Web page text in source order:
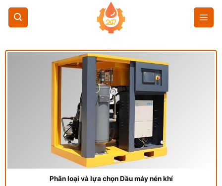
Chuyển
nội
Phân loại và lựa chọn Dầu máy nén khí